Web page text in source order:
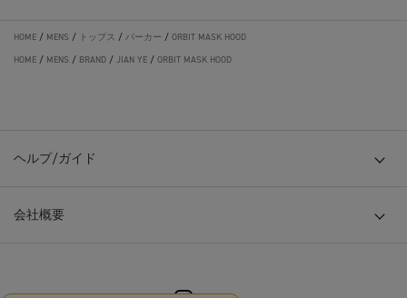
HOME / MENS / トップス / パーカー / ORBIT MASK HOOD
HOME / MENS / BRAND / JIAN YE / ORBIT MASK HOOD
ヘルプ/ガイド
会社概要